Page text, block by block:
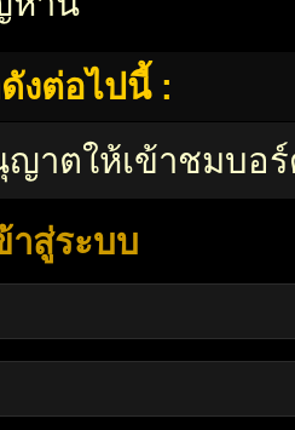
งต่อไปนี้ :
าตให้เข้าชมบอ
สู่ระบบ